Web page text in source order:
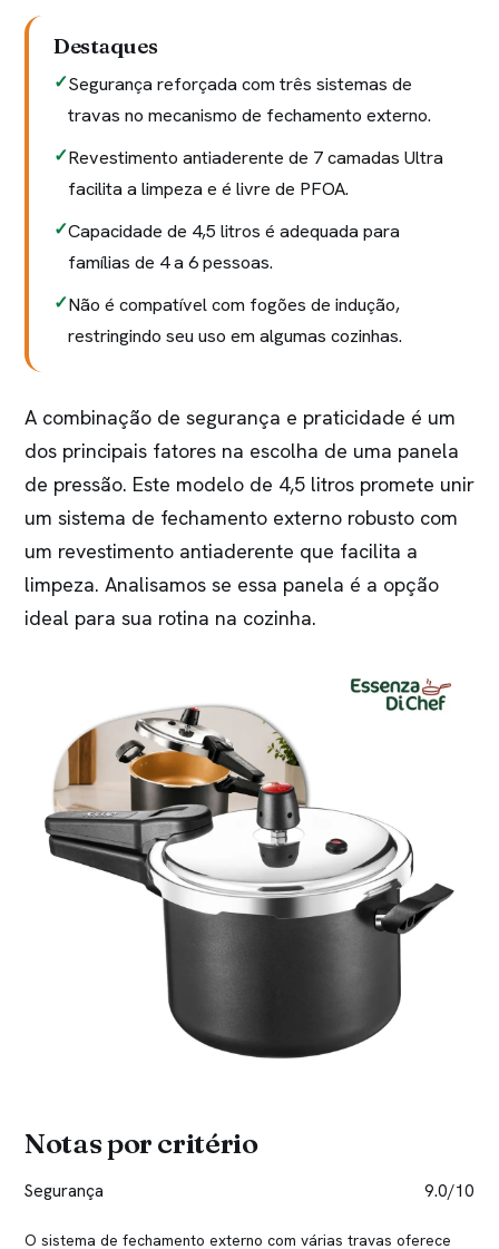
Destaques
Segurança reforçada com três sistemas de
travas no mecanismo de fechamento externo.
Revestimento antiaderente de 7 camadas Ultra
facilita a limpeza e é livre de PFOA.
Capacidade de 4,5 litros é adequada para
famílias de 4 a 6 pessoas.
Não é compatível com fogões de indução,
restringindo seu uso em algumas cozinhas.
A combinação de segurança e praticidade é um
dos principais fatores na escolha de uma panela
de pressão. Este modelo de 4,5 litros promete unir
um sistema de fechamento externo robusto com
um revestimento antiaderente que facilita a
limpeza. Analisamos se essa panela é a opção
ideal para sua rotina na cozinha.
Notas por critério
Segurança 9.0/10
O sistema de fechamento externo com várias travas oferece